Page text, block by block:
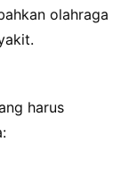
olahraga
harus